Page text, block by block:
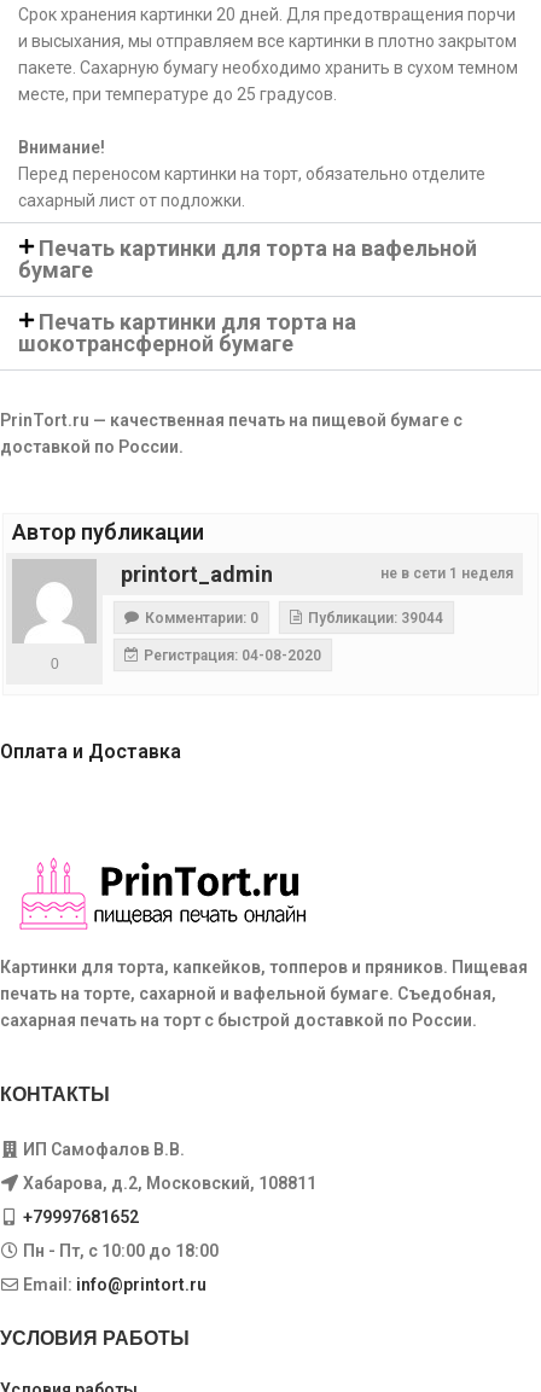
Срок хранения картинки 20 дней. Для предотвращения порчи
и высыхания, мы отправляем все картинки в плотно закрытом
пакете. Сахарную бумагу необходимо хранить в сухом темном
месте, при температуре до 25 градусов.
Внимание!
Перед переносом картинки на торт, обязательно отделите
сахарный лист от подложки.
Печать картинки для торта на вафельной
бумаге
Печать картинки для торта на
шокотрансферной бумаге
PrinTort.ru — качественная печать на пищевой бумаге с
доставкой по России.
Автор публикации
не в сети 1 неделя
printort_admin
0
Комментарии: 0 Публикации: 39044
Регистрация: 04-08-2020
Оплата и Доставка
Картинки для торта, капкейков, топперов и пряников. Пищевая
печать на торте, сахарной и вафельной бумаге. Съедобная,
сахарная печать на торт с быстрой доставкой по России.
КОНТАКТЫ
ИП Самофалов В.В.
Хабарова, д.2, Московский, 108811
+79997681652
Пн - Пт, с 10:00 до 18:00
Email: info@printort.ru
УСЛОВИЯ РАБОТЫ